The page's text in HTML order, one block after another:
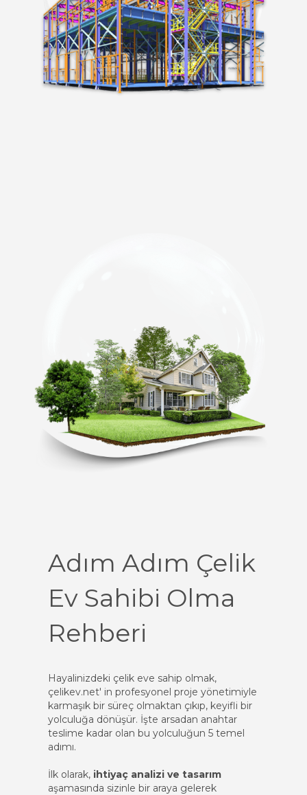
Adım Adım Çelik
Ev Sahibi Olma
Rehberi
Hayalinizdeki çelik eve sahip olmak,
çelikev.net' in profesyonel proje yönetimiyle
karmaşık bir süreç olmaktan çıkıp, keyifli bir
yolculuğa dönüşür. İşte arsadan anahtar
teslime kadar olan bu yolculuğun 5 temel
adımı.
İlk olarak, ihtiyaç analizi ve tasarım
aşamasında sizinle bir araya gelerek